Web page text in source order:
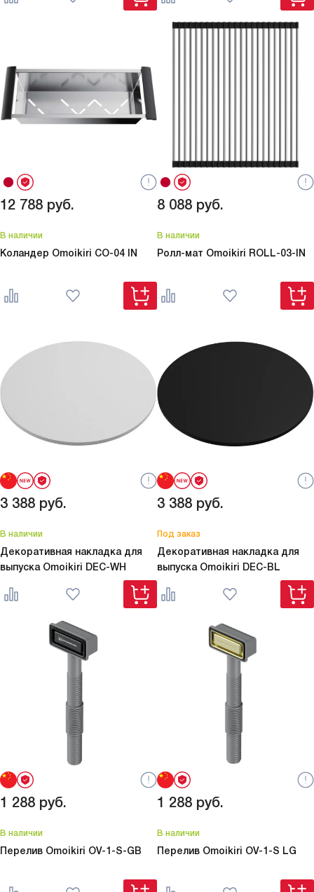
12 788 руб.
В наличии
Коландер Omoikiri CO-04 IN
8 088 руб.
В наличии
Ролл-мат Omoikiri ROLL-03-IN
3 388 руб.
В наличии
Декоративная накладка для
выпуска Omoikiri DEC-WH
3 388 руб.
Под заказ
Декоративная накладка для
выпуска Omoikiri DEC-BL
1 288 руб.
В наличии
Перелив Omoikiri OV-1-S-GB
1 288 руб.
В наличии
Перелив Omoikiri OV-1-S LG